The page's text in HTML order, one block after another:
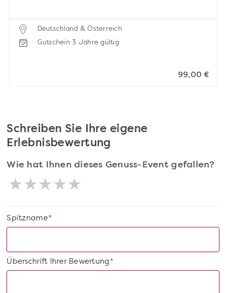
Deutschland & Österreich
Gutschein 3 Jahre gültig
99,00 €
Schreiben Sie Ihre eigene
Erlebnisbewertung
Wie hat Ihnen dieses Genuss-Event gefallen?
*
Spitzname
*
Überschrift Ihrer Bewertung